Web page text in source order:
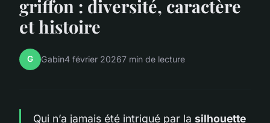
griffon : diversité, caractère
et histoire
G Gabin4 février 20267 min de lecture
Qui n’a jamais été intrigué par la silhouette